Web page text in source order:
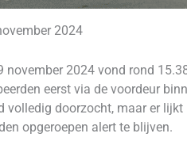
2024
november 2024 vond rond
eerst via de voordeur
volledig doorzocht, maar er
opgeroepen alert te blijven.